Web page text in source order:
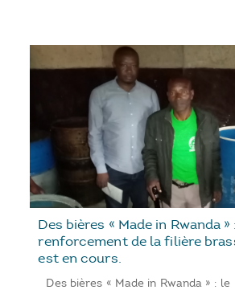
Des bières « Made in Rwanda »
renforcement de la filière
est en cours.
Des bières « Made in Rwanda » : le